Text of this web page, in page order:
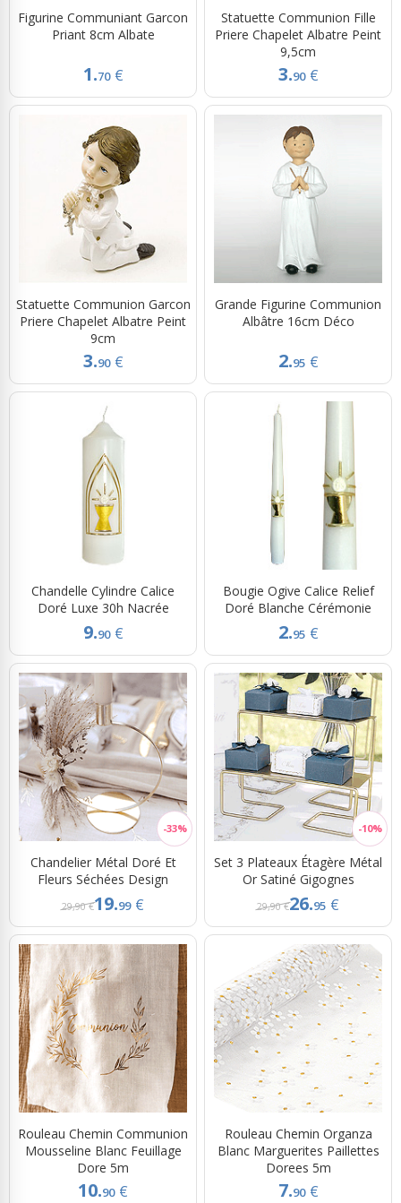
Figurine Communiant Garcon
Priant 8cm Albate
1.70 €
Statuette Communion Fille
Priere Chapelet Albatre Peint
9,5cm
3.90 €
Statuette Communion Garcon
Priere Chapelet Albatre Peint
9cm
3.90 €
Grande Figurine Communion
Albâtre 16cm Déco
2.95 €
Chandelle Cylindre Calice
Doré Luxe 30h Nacrée
9.90 €
Bougie Ogive Calice Relief
Doré Blanche Cérémonie
2.95 €
Chandelier Métal Doré Et
Fleurs Séchées Design
29,90 €19.99 €
Set 3 Plateaux Étagère Métal
Or Satiné Gigognes
29,90 €26.95 €
Rouleau Chemin Communion
Mousseline Blanc Feuillage
Dore 5m
10.90 €
Rouleau Chemin Organza
Blanc Marguerites Paillettes
Dorees 5m
7.90 €